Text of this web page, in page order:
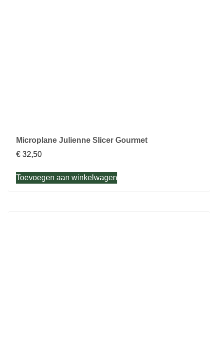
Microplane Julienne Slicer Gourmet
€ 32,50
Toevoegen aan winkelwagen